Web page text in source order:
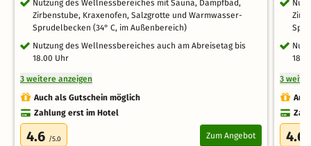
Nutzung des Wellnessbereiches mit Sauna, Dampfbad,
Zirbenstube, Kraxenofen, Salzgrotte und Warmwasser-
Sprudelbecken (34° C, im Außenbereich)
Nutzung des Wellnessbereiches auch am Abreisetag bis
18.00 Uhr
3 weitere anzeigen
Auch als Gutschein möglich
Zahlung erst im Hotel
4.6 /5.0 Zum Angebot
3
4.6